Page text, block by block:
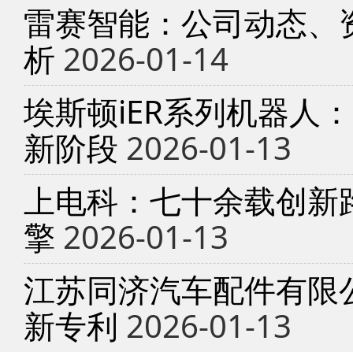
雷赛智能：公司动态
析 2026-01-14
埃斯顿iER系列机器人
新阶段 2026-01-13
上电科：七十余载创
擎 2026-01-13
江苏同济汽车配件有
新专利 2026-01-13